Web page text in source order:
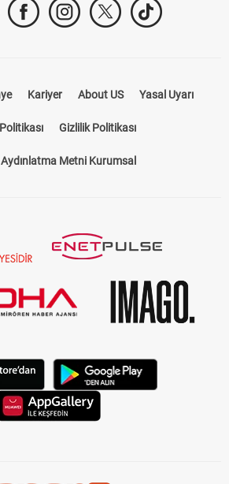
Kariyer About US Yasal Uyarı
Gizlilik Politikası
Metni Kurumsal